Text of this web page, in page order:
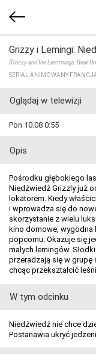
Grizzy i Lemingi:
(Grizzy and the Lemmings: Bear
SERIAL ANIMOWANY
Oglądaj w telewizji
Pon 10.08 0:55
Opis
Pośrodku głębokiego
Niedźwiedź Grizzly już
lokatorem. Kiedy
i wprowadza się do
skorzystanie z wielu
kino domowe, wygodna
popcornu. Okazuje się
małych lemingów.
przeradzają się w grupę
chcąc przekształcić
W tym odcinku
Niedźwiedź nie chce
Postanawia ukryć